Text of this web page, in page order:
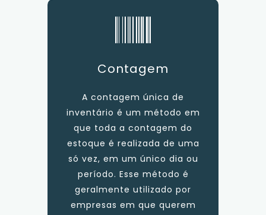
Contagem
A contagem única de
inventário é um método em
que toda a contagem do
estoque é realizada de uma
só vez, em um único dia ou
período. Esse método é
geralmente utilizado por
empresas em que querem